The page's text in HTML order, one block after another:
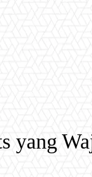
yang